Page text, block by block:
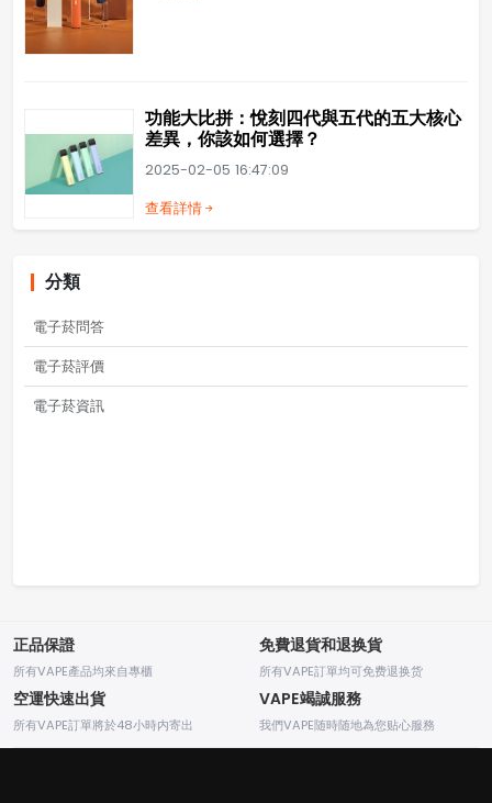
功能大比拼：悅刻四代與五代的五大核心
差異，你該如何選擇？
2025-02-05 16:47:09
查看詳情
分類
電子菸問答
電子菸評價
電子菸資訊
正品保證
所有VAPE產品均來自專櫃
免費退貨和退换貨
所有VAPE訂單均可免费退换货
空運快速出貨
所有VAPE訂單將於48小時内寄出
VAPE竭誠服務
我們VAPE随時随地為您贴心服務